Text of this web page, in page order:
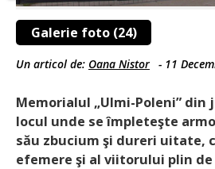
Galerie foto (24)
Un articol de: Oana Nistor - 11
Memorialul „Ulmi-Poleni” din
locul unde se împleteşte
său zbucium şi dureri uitate,
efemere şi al viitorului plin de